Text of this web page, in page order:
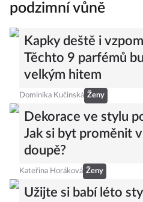
podzimní vůně
Kapky deště i
Těchto 9 parfémů
velkým hitem
Dominika Kučinská Ženy
Dekorace ve stylu
Jak si byt proměnit
doupě?
Kateřina Horáková Ženy
Užijte si babí léto